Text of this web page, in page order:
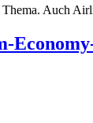
Auch